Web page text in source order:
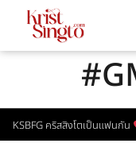
KSBFG คริสสิงโตเป็นแฟนกัน